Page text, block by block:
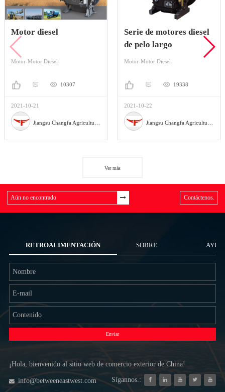
Motor diesel
Motor-Motor Diesel-
10307
2021-10-21
Serie de motores diesel
de pelo largo
Motor-Motor Diesel-
19338
2021-10-22
Ver más
Contáctenos.
RETROALIMENTACIÓN SOBRE
NOSOTROS
Enviar
¡Hola, bienvenido al sitio web de comercio exterior de China!
info@betweeneastwest.com Sígannos.: